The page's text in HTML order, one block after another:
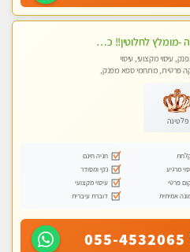
בחיפה -מומלץ לחלוטין!! כל סוגי העיסויים מעסה מקצועית ואיכותית פרטי!!!
עיסוי מקצועי, עיסוי
פרטית, מתחמי ספא מפנק,
פלטינה
חניה חינם
מרגיע
נקי ומסודר
פרטי
עיסוי מקצועי
אמיתית
דוברת עיברית
055-4532065